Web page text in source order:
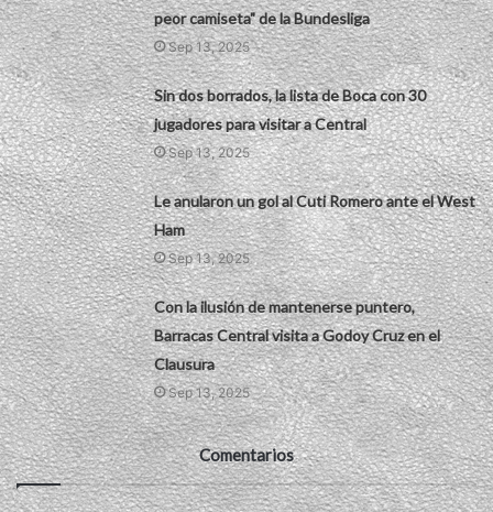
peor camiseta" de la Bundesliga
Sep 13, 2025
Sin dos borrados, la lista de Boca con 30
jugadores para visitar a Central
Sep 13, 2025
Le anularon un gol al Cuti Romero ante el West
Ham
Sep 13, 2025
Con la ilusión de mantenerse puntero,
Barracas Central visita a Godoy Cruz en el
Clausura
Sep 13, 2025
Comentarios